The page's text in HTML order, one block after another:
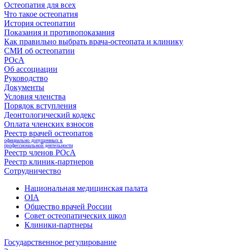
Остеопатия для всех
Что такое остеопатия
История остеопатии
Показания и противопоказания
Как правильно выбрать врача-остеопата и клинику
СМИ об остеопатии
РОсА
Об ассоциации
Руководство
Документы
Условия членства
Порядок вступления
Деонтологический кодекс
Оплата членских взносов
Реестр врачей остеопатов
официально допущенных к
профессиональной деятельности
Реестр членов РОсА
Реестр клиник-партнеров
Сотрудничество
Национальная медицинская палата
OIA
Общество врачей России
Совет остеопатических школ
Клиники-партнеры
Государственное регулирование